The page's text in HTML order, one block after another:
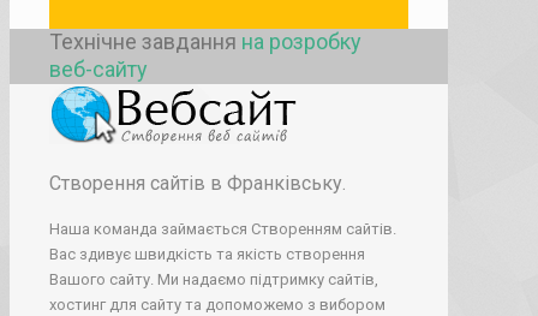
Технічне завдання на розробку
веб-сайту
Створення сайтів в Франківську.
Наша команда займається Створенням сайтів.
Вас здивує швидкість та якість створення
Вашого сайту. Ми надаємо підтримку сайтів,
хостинг для сайту та допоможемо з вибором